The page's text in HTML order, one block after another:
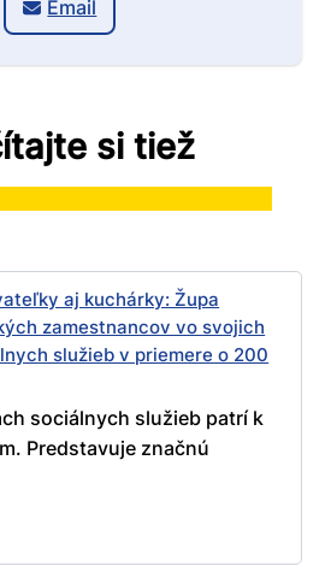
Email
si tiež
aj kuchárky: Župa
zamestnancov vo svojich
služieb v priemere o 200
sociálnych služieb patrí k
Predstavuje značnú